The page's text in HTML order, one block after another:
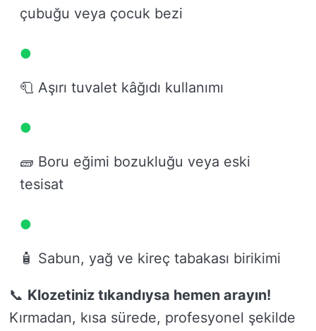
çubuğu veya çocuk bezi
🧻 Aşırı tuvalet kâğıdı kullanımı
🧱 Boru eğimi bozukluğu veya eski
tesisat
🧴 Sabun, yağ ve kireç tabakası birikimi
📞 Klozetiniz tıkandıysa hemen arayın!
Kırmadan, kısa sürede, profesyonel şekilde